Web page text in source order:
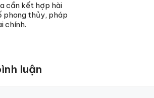
cần kết hợp hài
phong thủy, pháp
chính.
luận